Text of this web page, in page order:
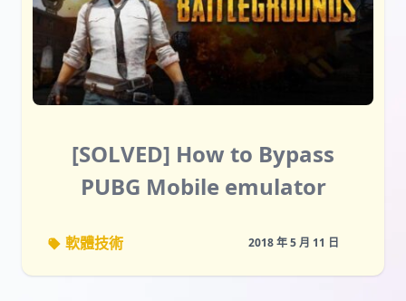
[SOLVED] How to Bypass
PUBG Mobile emulator
軟體技術 2018 年 5 月 11 日